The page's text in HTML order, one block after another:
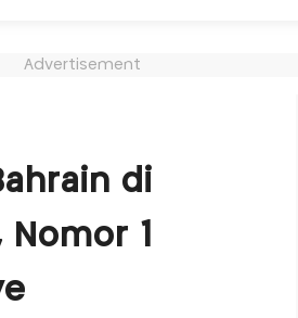
Advertisement
di
Nomor 1